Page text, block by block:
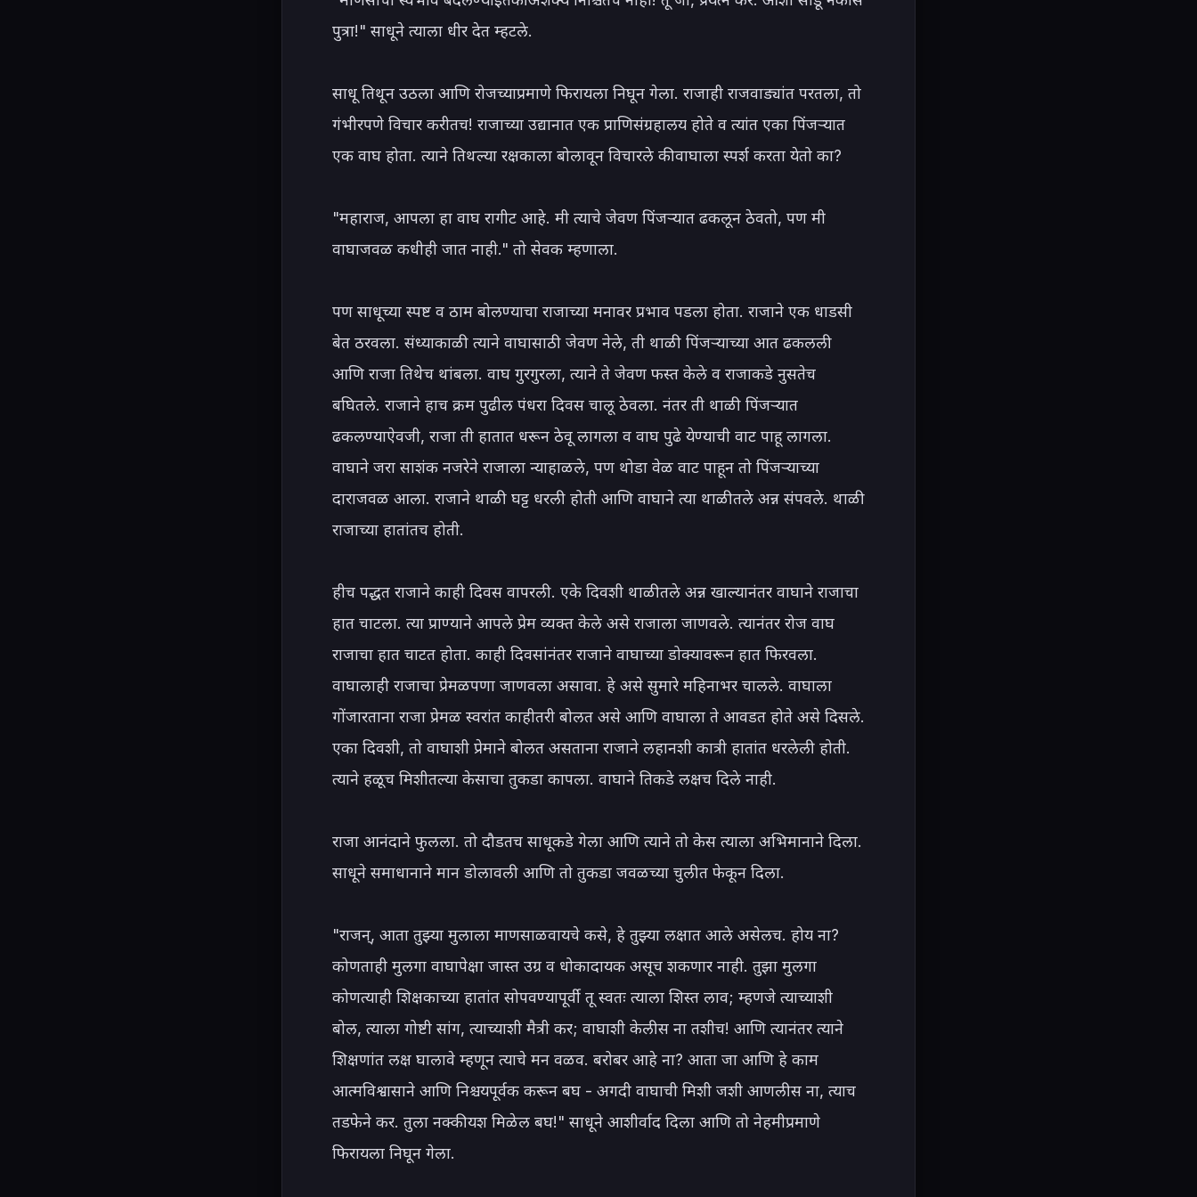
पुत्रा!" साधूने त्याला धीर देत म्हटले.
साधू तिथून उठला आणि रोजच्याप्रमाणे फिरायला निघून गेला. राजाही राजवाड्यांत परतला, तो
गंभीरपणे विचार करीतच! राजाच्या उद्यानात एक प्राणिसंग्रहालय होते व त्यांत एका पिंजऱ्यात
एक वाघ होता. त्याने तिथल्या रक्षकाला बोलावून विचारले की वाघाला स्पर्श करता येतो का?
"महाराज, आपला हा वाघ रागीट आहे. मी त्याचे जेवण पिंजऱ्यात ढकलून ठेवतो, पण मी
वाघाजवळ कधीही जात नाही." तो सेवक म्हणाला.
पण साधूच्या स्पष्ट व ठाम बोलण्याचा राजाच्या मनावर प्रभाव पडला होता. राजाने एक धाडसी
बेत ठरवला. संध्याकाळी त्याने वाघासाठी जेवण नेले, ती थाळी पिंजऱ्याच्या आत ढकलली
आणि राजा तिथेच थांबला. वाघ गुरगुरला, त्याने ते जेवण फस्त केले व राजाकडे नुसतेच
बघितले. राजाने हाच क्रम पुढील पंधरा दिवस चालू ठेवला. नंतर ती थाळी पिंजऱ्यात
ढकलण्याऐवजी, राजा ती हातात धरून ठेवू लागला व वाघ पुढे येण्याची वाट पाहू लागला.
वाघाने जरा साशंक नजरेने राजाला न्याहाळले, पण थोडा वेळ वाट पाहून तो पिंजऱ्याच्या
दाराजवळ आला. राजाने थाळी घट्ट धरली होती आणि वाघाने त्या थाळीतले अन्न संपवले. थाळी
राजाच्या हातांतच होती.
हीच पद्धत राजाने काही दिवस वापरली. एके दिवशी थाळीतले अन्न खाल्यानंतर वाघाने राजाचा
हात चाटला. त्या प्राण्याने आपले प्रेम व्यक्त केले असे राजाला जाणवले. त्यानंतर रोज वाघ
राजाचा हात चाटत होता. काही दिवसांनंतर राजाने वाघाच्या डोक्यावरून हात फिरवला.
वाघालाही राजाचा प्रेमळपणा जाणवला असावा. हे असे सुमारे महिनाभर चालले. वाघाला
गोंजारताना राजा प्रेमळ स्वरांत काहीतरी बोलत असे आणि वाघाला ते आवडत होते असे दिसले.
एका दिवशी, तो वाघाशी प्रेमाने बोलत असताना राजाने लहानशी कात्री हातांत धरलेली होती.
त्याने हळूच मिशीतल्या केसाचा तुकडा कापला. वाघाने तिकडे लक्षच दिले नाही.
राजा आनंदाने फुलला. तो दौडतच साधूकडे गेला आणि त्याने तो केस त्याला अभिमानाने दिला.
साधूने समाधानाने मान डोलावली आणि तो तुकडा जवळच्या चुलीत फेकून दिला.
"राजन्, आता तुझ्या मुलाला माणसाळवायचे कसे, हे तुझ्या लक्षात आले असेलच. होय ना?
कोणताही मुलगा वाघापेक्षा जास्त उग्र व धोकादायक असूच शकणार नाही. तुझा मुलगा
कोणत्याही शिक्षकाच्या हातांत सोपवण्यापूर्वी तू स्वतः त्याला शिस्त लाव; म्हणजे त्याच्याशी
बोल, त्याला गोष्टी सांग, त्याच्याशी मैत्री कर; वाघाशी केलीस ना तशीच! आणि त्यानंतर त्याने
शिक्षणांत लक्ष घालावे म्हणून त्याचे मन वळव. बरोबर आहे ना? आता जा आणि हे काम
आत्मविश्वासाने आणि निश्चयपूर्वक करून बघ - अगदी वाघाची मिशी जशी आणलीस ना, त्याच
तडफेने कर. तुला नक्की यश मिळेल बघ!" साधूने आशीर्वाद दिला आणि तो नेहमीप्रमाणे
फिरायला निघून गेला.